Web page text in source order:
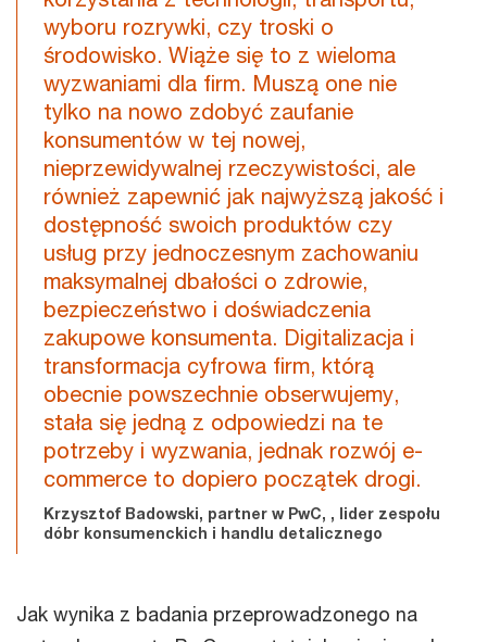
wyboru rozrywki, czy troski o
środowisko. Wiąże się to z wieloma
wyzwaniami dla firm. Muszą one nie
tylko na nowo zdobyć zaufanie
konsumentów w tej nowej,
nieprzewidywalnej rzeczywistości, ale
również zapewnić jak najwyższą jakość i
dostępność swoich produktów czy
usług przy jednoczesnym zachowaniu
maksymalnej dbałości o zdrowie,
bezpieczeństwo i doświadczenia
zakupowe konsumenta. Digitalizacja i
transformacja cyfrowa firm, którą
obecnie powszechnie obserwujemy,
stała się jedną z odpowiedzi na te
potrzeby i wyzwania, jednak rozwój e-
commerce to dopiero początek drogi.
Krzysztof Badowski, partner w PwC, , lider zespołu
dóbr konsumenckich i handlu detalicznego
Jak wynika z badania przeprowadzonego na